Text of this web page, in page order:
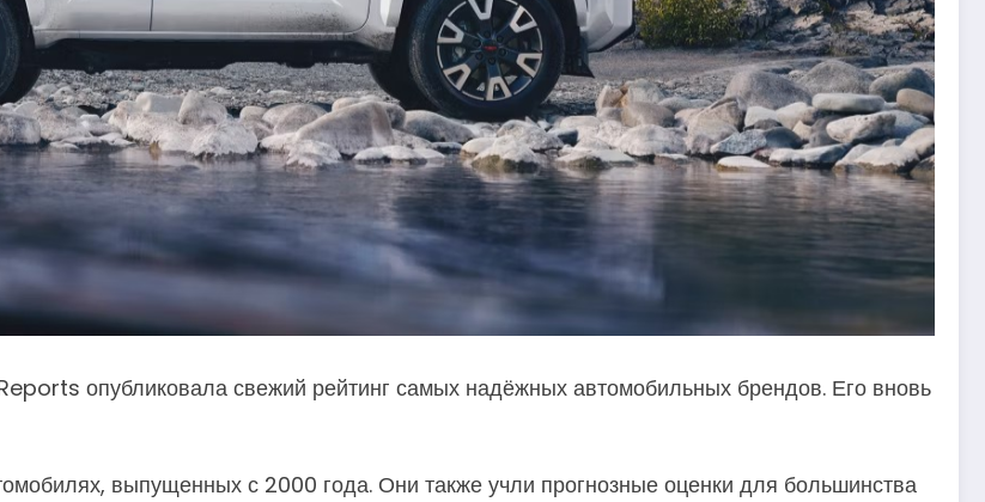
опубликовала свежий рейтинг самых надёжных автомобильных брендов. Его вновь
выпущенных с 2000 года. Они также учли прогнозные оценки для большинства